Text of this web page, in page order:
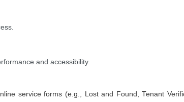
and accessibility.
service forms (e.g., Lost and Found, Tenant